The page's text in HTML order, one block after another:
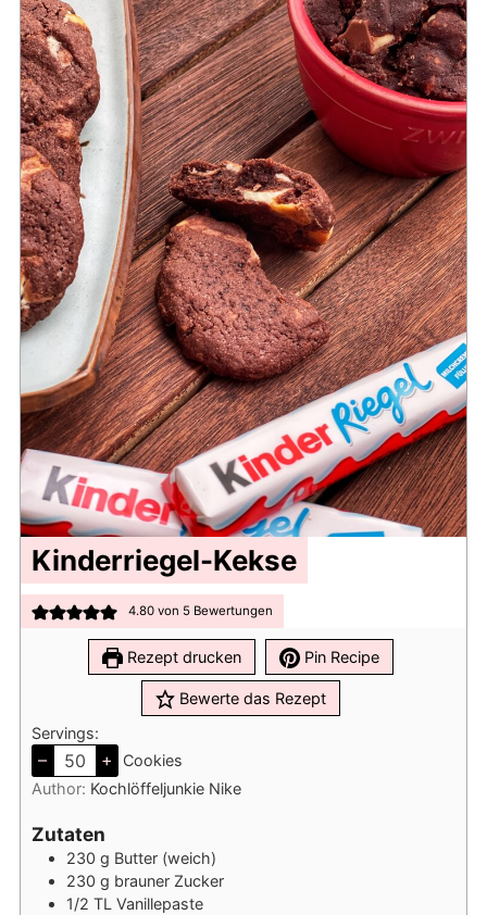
Kinderriegel-Kekse
4.80 von 5 Bewertungen
Rezept drucken Pin Recipe
Bewerte das Rezept
Servings:
– +
Cookies
Author: Kochlöffeljunkie Nike
Zutaten
230 g Butter (weich)
230 g brauner Zucker
1/2 TL Vanillepaste